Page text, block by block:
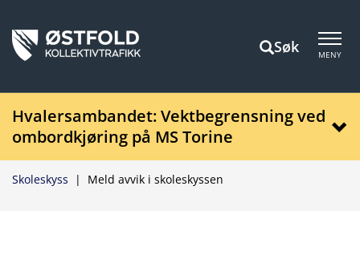
Søk MENY
Hvalersambandet: Vektbegrensning ved
ombordkjøring på MS Torine
Meld avvik i skoleskyssen
|
Skoleskyss